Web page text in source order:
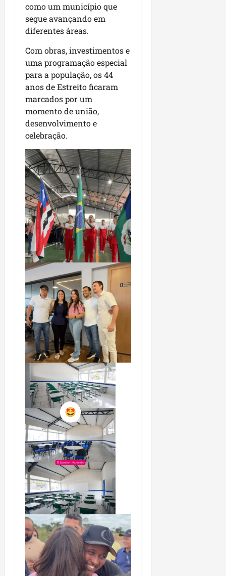
como um município que
segue avançando em
diferentes áreas.
Com obras, investimentos e
uma programação especial
para a população, os 44
anos de Estreito ficaram
marcados por um
momento de união,
desenvolvimento e
celebração.